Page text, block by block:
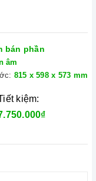
bán phần
âm
815 x 598 x 573 mm
kiệm: